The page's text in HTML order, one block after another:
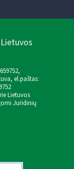
el.paštas:
Lietuvos
Juridinių